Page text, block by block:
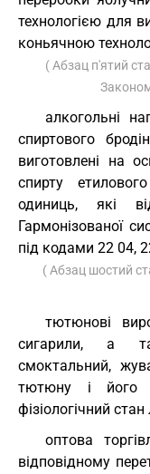
технологією для
коньячною
( Абзац п'ятий
алкогольні
спиртового
виготовлені на
спирту
одиниць, які
Гармонізованої
під кодами 22 04,
( Абзац шостий
тютюнові
сигарили, а
смоктальний,
тютюну і його
фізіологічний
оптова
відповідному